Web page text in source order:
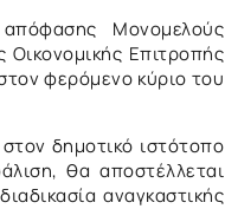
Μονομελούς
Επιτροπής
φερόμενο κύριο του
δημοτικό ιστότοπο
θα αποστέλλεται
αναγκαστικής